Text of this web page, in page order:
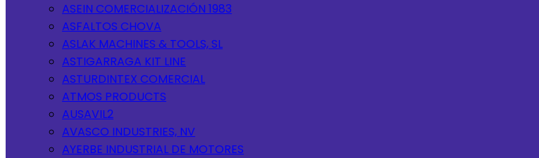
ASEIN COMERCIALIZACIÓN 1983
ASFALTOS CHOVA
ASLAK MACHINES & TOOLS, SL
ASTIGARRAGA KIT LINE
ASTURDINTEX COMERCIAL
ATMOS PRODUCTS
AUSAVIL2
AVASCO INDUSTRIES, NV
AYERBE INDUSTRIAL DE MOTORES